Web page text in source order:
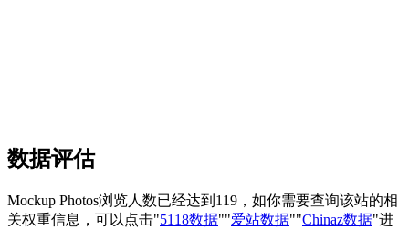
数据评估
Mockup Photos浏览人数已经达到119，如你需要查询该站的相
关权重信息，可以点击"5118数据""爱站数据""Chinaz数据"进